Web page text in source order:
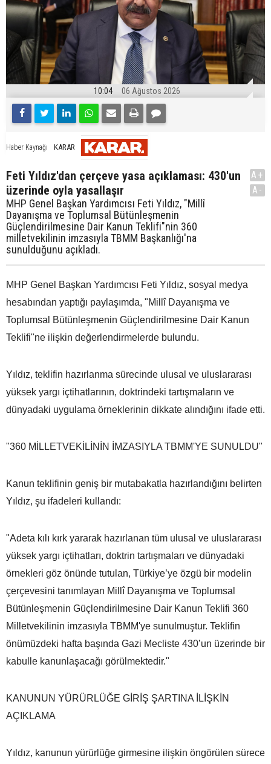
10:04 06 Ağustos 2026
Haber Kaynağı KARAR
Feti Yıldız'dan çerçeve yasa açıklaması: 430'un
üzerinde oyla yasallaşır
MHP Genel Başkan Yardımcısı Feti Yıldız, "Millî
Dayanışma ve Toplumsal Bütünleşmenin
Güçlendirilmesine Dair Kanun Teklifi"nin 360
milletvekilinin imzasıyla TBMM Başkanlığı'na
sunulduğunu açıkladı.
A+
A-
MHP Genel Başkan Yardımcısı Feti Yıldız, sosyal medya
hesabından yaptığı paylaşımda, "Millî Dayanışma ve
Toplumsal Bütünleşmenin Güçlendirilmesine Dair Kanun
Teklifi"ne ilişkin değerlendirmelerde bulundu.
Yıldız, teklifin hazırlanma sürecinde ulusal ve uluslararası
yüksek yargı içtihatlarının, doktrindeki tartışmaların ve
dünyadaki uygulama örneklerinin dikkate alındığını ifade etti.
"360 MİLLETVEKİLİNİN İMZASIYLA TBMM'YE SUNULDU"
Kanun teklifinin geniş bir mutabakatla hazırlandığını belirten
Yıldız, şu ifadeleri kullandı:
"Adeta kılı kırk yararak hazırlanan tüm ulusal ve uluslararası
yüksek yargı içtihatları, doktrin tartışmaları ve dünyadaki
örnekleri göz önünde tutulan, Türkiye’ye özgü bir modelin
çerçevesini tanımlayan Millî Dayanışma ve Toplumsal
Bütünleşmenin Güçlendirilmesine Dair Kanun Teklifi 360
Milletvekilinin imzasıyla TBMM'ye sunulmuştur. Teklifin
önümüzdeki hafta başında Gazi Mecliste 430’un üzerinde bir
kabulle kanunlaşacağı görülmektedir."
KANUNUN YÜRÜRLÜĞE GİRİŞ ŞARTINA İLİŞKİN
AÇIKLAMA
Yıldız, kanunun yürürlüğe girmesine ilişkin öngörülen sürece